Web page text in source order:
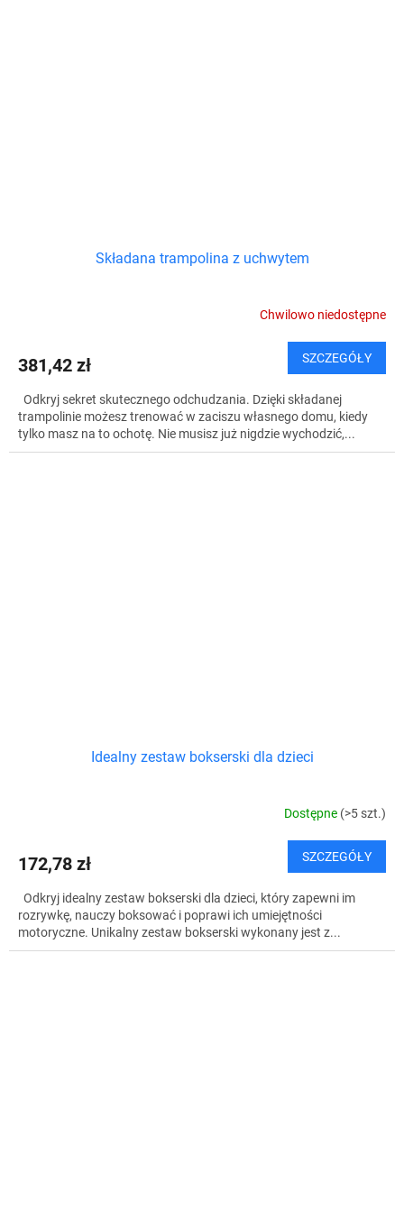
Składana trampolina z uchwytem
Chwilowo niedostępne
381,42 zł SZCZEGÓŁY
Odkryj sekret skutecznego odchudzania. Dzięki składanej
trampolinie możesz trenować w zaciszu własnego domu, kiedy
tylko masz na to ochotę. Nie musisz już nigdzie wychodzić,...
Idealny zestaw bokserski dla dzieci
Dostępne (>5 szt.)
172,78 zł SZCZEGÓŁY
Odkryj idealny zestaw bokserski dla dzieci, który zapewni im
rozrywkę, nauczy boksować i poprawi ich umiejętności
motoryczne. Unikalny zestaw bokserski wykonany jest z...